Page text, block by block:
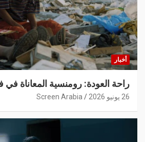
أخبار
راحة العودة: رومنسية المعاناة في
26 يونيو 2026 Screen Arabia